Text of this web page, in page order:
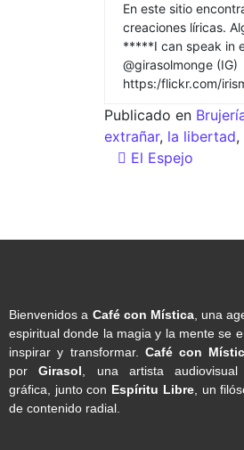
En este sitio
creaciones líricas.
*****I can speak in
@girasolmonge (IG)
https:/flickr.com/
Publicado en
extrañar, la libertad,
El Espejo
Bienvenidos a Café con Mística , una
espiritual donde la magia y la mente se
inspirar y transformar. Café con
porGirasol , una artista
gráfica, junto con Espíritu Libre , un
de contenido radial.